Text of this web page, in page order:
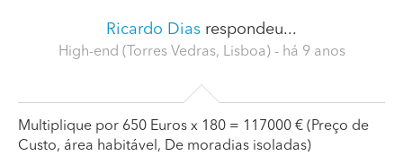
Ricardo Dias respondeu...
High-end (Torres Vedras, Lisboa) - há 9 anos
Multiplique por 650 Euros x 180 = 117000 € (Preço de
Custo, área habitável, De moradias isoladas)